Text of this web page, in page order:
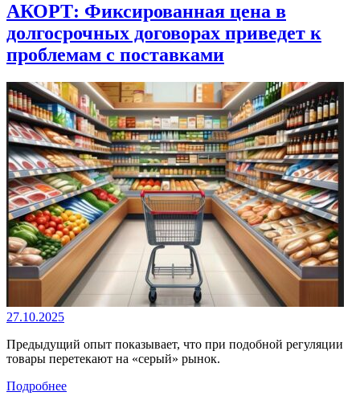
АКОРТ: Фиксированная цена в
долгосрочных договорах приведет к
проблемам с поставками
27.10.2025
Предыдущий опыт показывает, что при подобной регуляции
товары перетекают на «серый» рынок.
Подробнее